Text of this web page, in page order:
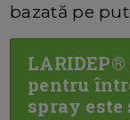
bazată pe
pentru
spray